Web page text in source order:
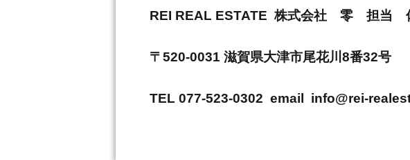
REI REAL ESTATE 株式会社 零 担
〒520-0031 滋賀県大津市尾花川8番32号
TEL 077-523-0302 email info@rei-